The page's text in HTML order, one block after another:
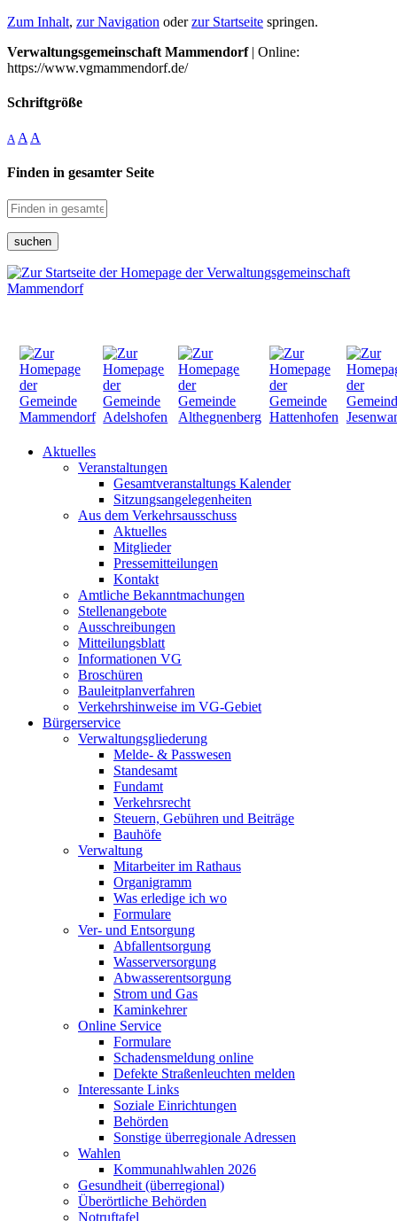
Zum Inhalt, zur Navigation oderzur Startseite springen.
Verwaltungsgemeinschaft Mammendorf| Online:
https://www.vgmammendorf.de/
Schriftgröße
A A A
Finden in gesamter Seite
suchen
Aktuelles
Veranstaltungen
Gesamtveranstaltungs Kalender
Sitzungsangelegenheiten
Aus dem Verkehrsausschuss
Aktuelles
Mitglieder
Pressemitteilungen
Kontakt
Amtliche Bekanntmachungen
Stellenangebote
Ausschreibungen
Mitteilungsblatt
Informationen VG
Broschüren
Bauleitplanverfahren
Verkehrshinweise im VG-Gebiet
Bürgerservice
Verwaltungsgliederung
Melde- & Passwesen
Standesamt
Fundamt
Verkehrsrecht
Steuern, Gebühren und Beiträge
Bauhöfe
Verwaltung
Mitarbeiter im Rathaus
Organigramm
Was erledige ich wo
Formulare
Ver- und Entsorgung
Abfallentsorgung
Wasserversorgung
Abwasserentsorgung
Strom und Gas
Kaminkehrer
Online Service
Formulare
Schadensmeldung online
Defekte Straßenleuchten melden
Interessante Links
Soziale Einrichtungen
Behörden
Sonstige überregionale Adressen
Wahlen
Kommunahlwahlen 2026
Gesundheit (überregional)
Überörtliche Behörden
Notruftafel